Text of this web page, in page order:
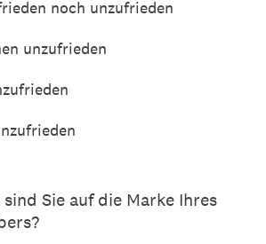
noch unzufrieden
unzufrieden
Sie auf die Marke Ihres